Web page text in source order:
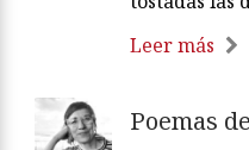
Leer más
Poemas